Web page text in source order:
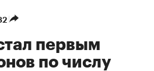
первым
по числу